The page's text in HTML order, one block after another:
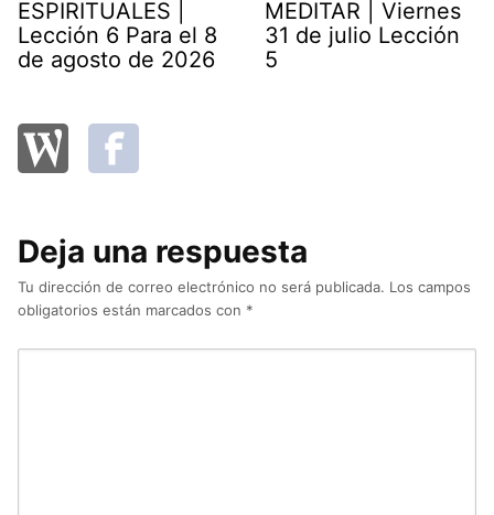
ESPIRITUALES |
Lección 6 Para el 8
de agosto de 2026
MEDITAR | Viernes
31 de julio Lección
5
Deja una respuesta
Tu dirección de correo electrónico no será publicada. Los campos
obligatorios están marcados con *